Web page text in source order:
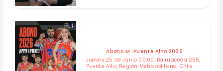
Abono M. Puente Alto 2026
Jueves 25 de Junio 00:00, Balmaceda 265,
Puente Alto, Región Metropolitana, Chile